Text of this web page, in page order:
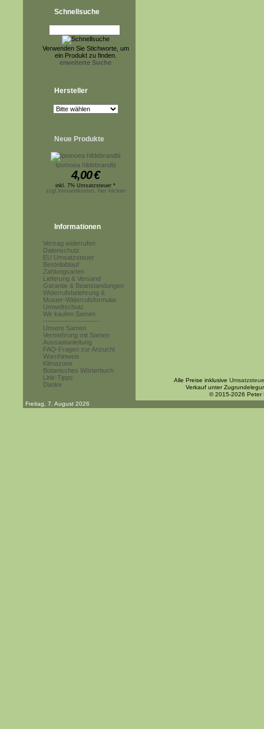
Schnellsuche
Verwenden Sie Stichworte, um
ein Produkt zu finden.
erweiterte Suche
Hersteller
Neue Produkte
Ipomoea hildebrandtii
4,00€
inkl. 7% Umsatzsteuer *
zzgl.Versandkosten, hier klicken
Informationen
Vertrag widerrufen
Datenschutz
EU Umsatzsteuer
Bestellablauf
Zahlungsarten
Lieferung & Versand
Garantie & Beanstandungen
Widerrufsbelehrung &
Muster-Widerrufsformular
Umweltschutz
Wir kaufen Samen
------------------------
Unsere Samen
Vermehrung mit Samen
Aussaatanleitung
FAQ-Fragen zur Anzucht
Warnhinweis
Klimazone
Botanisches Wörterbuch
Link-Tipps
Danke
Alle Preise inklusive
Verkauf unter
© 2015-2026 Peter
Freitag, 7. August 2026